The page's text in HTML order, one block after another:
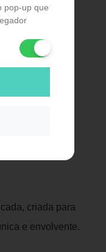
pop-up que
criada para
e envolvente.